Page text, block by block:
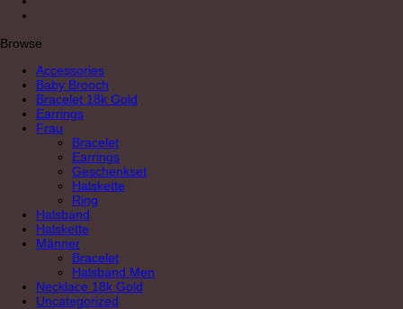
Browse
Accessories
Baby Brooch
Bracelet 18k Gold
Earrings
Frau
Bracelet
Earrings
Geschenkset
Halskette
Ring
Halsband
Halskette
Männer
Bracelet
Halsband Men
Necklace 18k Gold
Uncategorized